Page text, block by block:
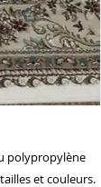
polypropylène
et couleurs.